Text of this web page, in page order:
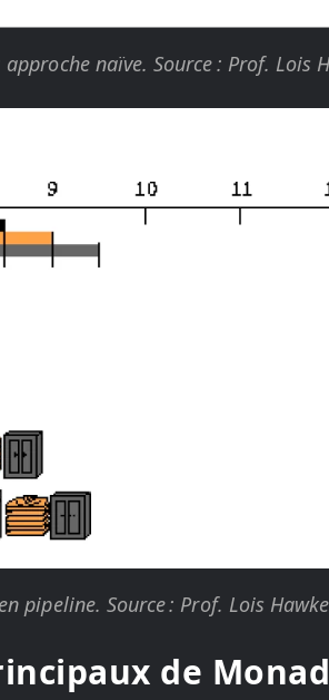
naïve. Source : Prof. Lois
pipeline. Source : Prof. Lois
de Monad